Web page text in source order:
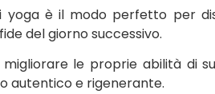
yoga è il modo perfetto per
del giorno successivo.
le proprie abilità di
autentico e rigenerante.